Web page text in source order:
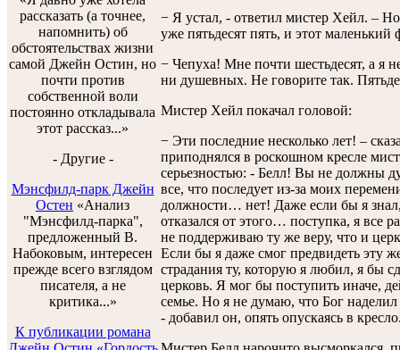
рассказать (а точнее,
напомнить) об
обстоятельствах жизни
самой Джейн Остин, но
почти против
собственной воли
постоянно откладывала
этот рассказ...»
- Другие -
Мэнсфилд-парк Джейн
Остен «Анализ
"Мэнсфилд-парка",
предложенный В.
Набоковым, интересен
прежде всего взглядом
писателя, а не
критика...»
К публикации романа
− Я устал, - ответил мистер Хейл. –
уже пятьдесят пять, и этот
− Чепуха! Мне почти шестьдесят, а я
ни душевных. Не говорите так.
Мистер Хейл покачал головой:
− Эти последние несколько лет! –
приподнялся в роскошном кресле
серьезностью: - Белл! Вы не должны
все, что последует из-за моих
должности… нет! Даже если бы я
отказался от этого… поступка, я все
не поддерживаю ту же веру, что и
Если бы я даже смог предвидеть эту
страдания ту, которую я любил, я бы
церковь. Я мог бы поступить иначе,
семье. Но я не думаю, что Бог
- добавил он, опять опускаясь в